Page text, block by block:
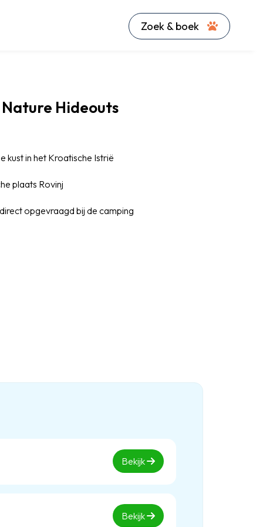
Zoek & boek
Hideouts
kust in het Kroatische Istrië
plaats Rovinj
opgevraagd bij de camping
Bekijk
Bekijk